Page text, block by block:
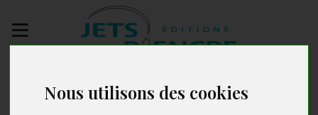
Nous utilisons des cookies
manuscrit